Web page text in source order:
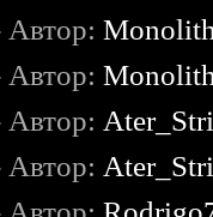
Автор:
Автор:
Автор:
Автор: